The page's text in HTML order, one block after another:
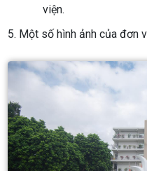
viện.
5. Một số hình ảnh của đơn